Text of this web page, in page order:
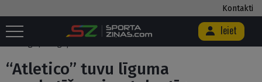
Kontakti
Ieiet
Sākums / Ārzemēs / “Atletico” tuvu līguma parakstīšanai ar
“Atletico” tuvu līguma